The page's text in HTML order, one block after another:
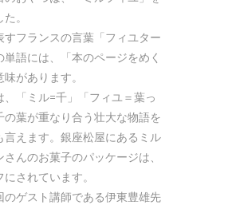
。
すフランスの言葉「フィユター
単語には、「本のページをめく
があります。
、「ミル=千」「フィユ＝葉っ
の葉が重なり合う壮大な物語を
言えます。銀座松屋にあるミル
んのお菓子のパッケージは、
されています。
のゲスト講師である伊東豊雄先